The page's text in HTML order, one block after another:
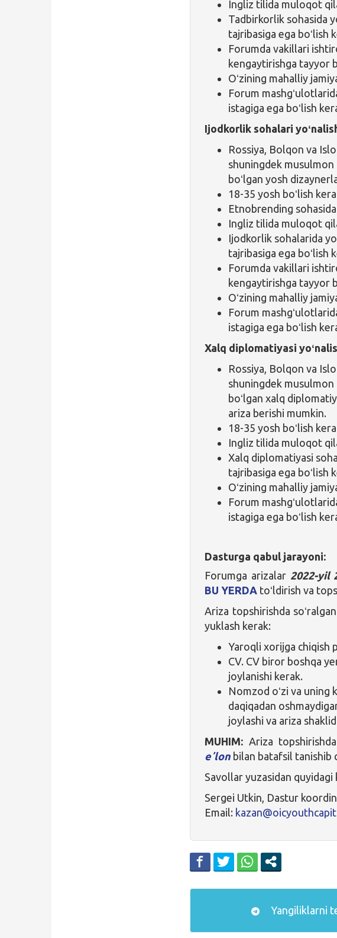
Ingliz tilida muloqot
Tadbirkorlik sohasida
tajribasiga ega boʻlish
Forumda vakillari
kengaytirishga tayyor
Oʻzining mahalliy
Forum
istagiga ega boʻlish
Ijodkorlik sohalari
Rossiya, Bolqon va
shuningdek
boʻlgan yosh
18-35 yosh boʻlish
Etnobrending
Ingliz tilida muloqot
Ijodkorlik sohalarida
tajribasiga ega boʻlish
Forumda vakillari
kengaytirishga tayyor
Oʻzining mahalliy
Forum
istagiga ega boʻlish
Xalq diplomatiyasi
Rossiya, Bolqon va
shuningdek
boʻlgan xalq
ariza berishi mumkin.
18-35 yosh boʻlish
Ingliz tilida muloqot
Xalq diplomatiyasi
tajribasiga ega boʻlish
Oʻzining mahalliy
Forum
istagiga ega boʻlish
Dasturga qabul jarayoni:
Forumga arizalar2022-yil
BU YERDA toʻldirish va
Ariza topshirishda
yuklash kerak:
Yaroqli xorijga chiqish
CV. CV biror boshqa
joylanishi kerak.
Nomzod oʻzi va uning
daqiqadan
joylashi va ariza
MUHIM: Ariza
eʼlon bilan batafsil tanishib
Savollar yuzasidan
Sergei Utkin, Dastur
Email:
Yangiliklarni